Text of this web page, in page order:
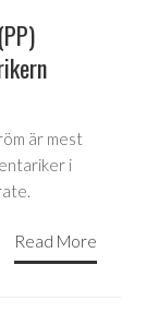
är mest
i
Read More